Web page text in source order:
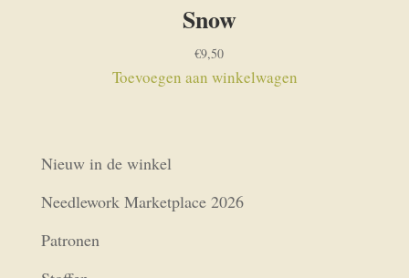
Snow
€9,50
Toevoegen aan winkelwagen
Nieuw in de winkel
Needlework Marketplace 2026
Patronen